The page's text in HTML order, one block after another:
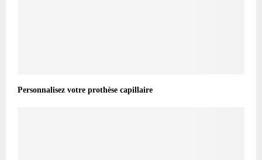
Personnalisez votre prothèse capillaire